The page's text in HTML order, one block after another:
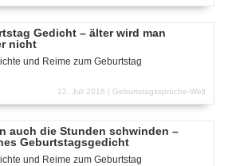
Gedicht – älter wird man
nicht
und Reime zum Geburtstag
12. Juli 2016 | Geburtstagssprüche-Welt
auch die Stunden schwinden –
Geburtstagsgedicht
und Reime zum Geburtstag